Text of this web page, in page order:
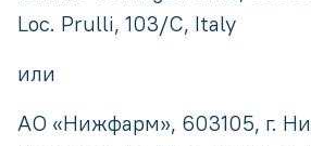
Loc. Prulli, 103/C, Italy
или
АО «Нижфарм», 603105, г.